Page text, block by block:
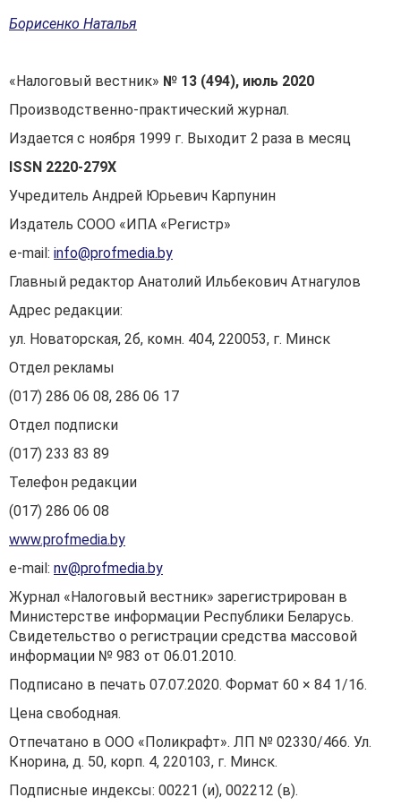
Борисенко Наталья
«Налоговый вестник» № 13 (494), июль 2020
Производственно-практический журнал.
Издается с ноября 1999 г. Выходит 2 раза в месяц
ISSN 2220-279X
Учредитель Андрей Юрьевич Карпунин
Издатель СООО «ИПА «Регистр»
е-mail: info@profmedia.by
Главный редактор Анатолий Ильбекович Атнагулов
Адрес редакции:
ул. Новаторская, 2б, комн. 404, 220053, г. Минск
Отдел рекламы
(017) 286 06 08, 286 06 17
Отдел подписки
(017) 233 83 89
Телефон редакции
(017) 286 06 08
www.profmedia.by
е-mail: nv@profmedia.by
Журнал «Налоговый вестник» зарегистрирован в
Министерстве информации Республики Беларусь.
Свидетельство о регистрации средства массовой
информации № 983 от 06.01.2010.
Подписано в печать 07.07.2020. Формат 60 × 84 1/16.
Цена свободная.
Отпечатано в ООО «Поликрафт». ЛП № 02330/466. Ул.
Кнорина, д. 50, корп. 4, 220103, г. Минск.
Подписные индексы: 00221 (и), 002212 (в).